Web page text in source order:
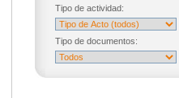
Tipo de actividad:
Tipo de documentos: